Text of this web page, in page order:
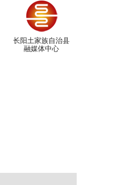
长阳土家族自治县
融媒体中心